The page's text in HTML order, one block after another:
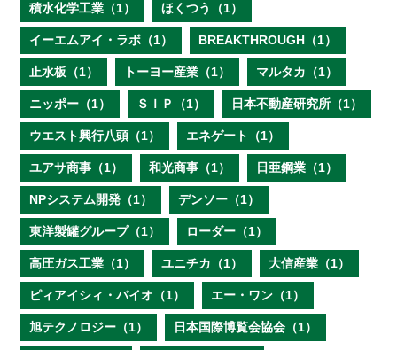
積水化学工業（1） ほくつう（1）
イーエムアイ・ラボ（1） BREAKTHROUGH（1）
止水板（1） トーヨー産業（1） マルタカ（1）
ニッポー（1） ＳＩＰ（1） 日本不動産研究所（1）
ウエスト興行八頭（1） エネゲート（1）
ユアサ商事（1） 和光商事（1） 日亜鋼業（1）
NPシステム開発（1） デンソー（1）
東洋製罐グループ（1） ローダー（1）
高圧ガス工業（1） ユニチカ（1） 大信産業（1）
ピィアイシィ・バイオ（1） エー・ワン（1）
旭テクノロジー（1） 日本国際博覧会協会（1）